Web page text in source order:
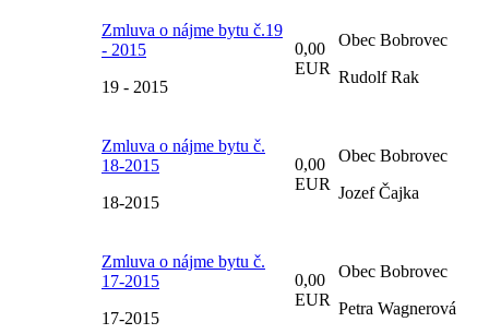
Zmluva o nájme bytu č.19
- 2015
19 - 2015
0,00
EUR
Obec Bobrovec
Rudolf Rak
Zmluva o nájme bytu č.
18-2015
18-2015
0,00
EUR
Obec Bobrovec
Jozef Čajka
Zmluva o nájme bytu č.
17-2015
17-2015
0,00
EUR
Obec Bobrovec
Petra Wagnerová